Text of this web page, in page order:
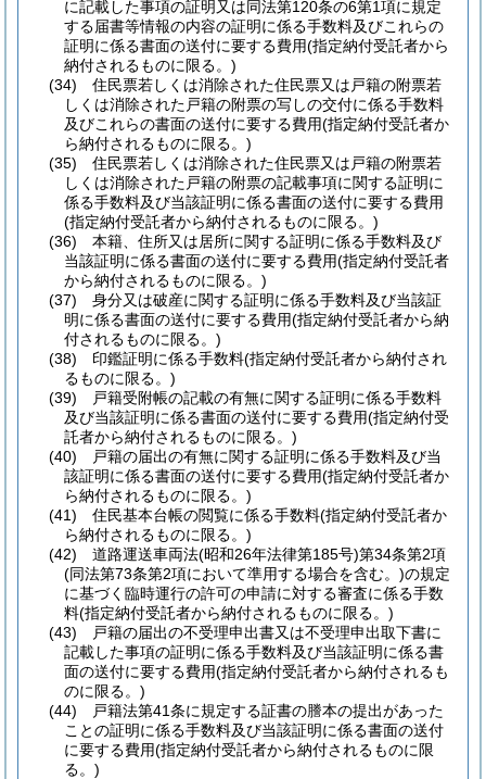
に記載した事項の証明又は同法第120条の6第1項に規定
する届書等情報の内容の証明に係る手数料及びこれらの
証明に係る書面の送付に要する費用(指定納付受託者から
納付されるものに限る。)
(34)
住民票若しくは消除された住民票又は戸籍の附票若
しくは消除された戸籍の附票の写しの交付に係る手数料
及びこれらの書面の送付に要する費用(指定納付受託者か
ら納付されるものに限る。)
(35)
住民票若しくは消除された住民票又は戸籍の附票若
しくは消除された戸籍の附票の記載事項に関する証明に
係る手数料及び当該証明に係る書面の送付に要する費用
(指定納付受託者から納付されるものに限る。)
(36)
本籍、住所又は居所に関する証明に係る手数料及び
当該証明に係る書面の送付に要する費用(指定納付受託者
から納付されるものに限る。)
(37)
身分又は破産に関する証明に係る手数料及び当該証
明に係る書面の送付に要する費用(指定納付受託者から納
付されるものに限る。)
(38)
印鑑証明に係る手数料(指定納付受託者から納付され
るものに限る。)
(39)
戸籍受附帳の記載の有無に関する証明に係る手数料
及び当該証明に係る書面の送付に要する費用(指定納付受
託者から納付されるものに限る。)
(40)
戸籍の届出の有無に関する証明に係る手数料及び当
該証明に係る書面の送付に要する費用(指定納付受託者か
ら納付されるものに限る。)
(41)
住民基本台帳の閲覧に係る手数料(指定納付受託者か
ら納付されるものに限る。)
(42)
道路運送車両法(昭和26年法律第185号)第34条第2項
(同法第73条第2項において準用する場合を含む。)の規定
に基づく臨時運行の許可の申請に対する審査に係る手数
料(指定納付受託者から納付されるものに限る。)
(43)
戸籍の届出の不受理申出書又は不受理申出取下書に
記載した事項の証明に係る手数料及び当該証明に係る書
面の送付に要する費用(指定納付受託者から納付されるも
のに限る。)
(44)
戸籍法第41条に規定する証書の謄本の提出があった
ことの証明に係る手数料及び当該証明に係る書面の送付
に要する費用(指定納付受託者から納付されるものに限
る。)